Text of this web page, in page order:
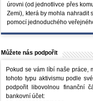
úrovni (od jednotlivce přes
Zemi), která by mohla nahradit
pomocí jednoduchého
Můžete nás podpořit
Pokud se vám líbí naše práce,
tohoto typu aktivismu podle
podpořit libovolnou finanční
bankovní účet: